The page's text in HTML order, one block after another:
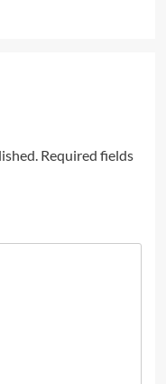
Required fields